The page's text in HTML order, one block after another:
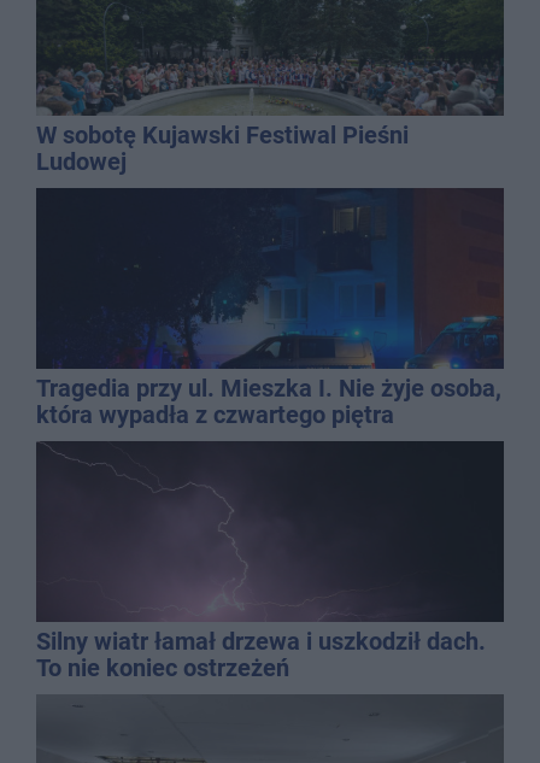
W sobotę Kujawski Festiwal Pieśni
Ludowej
Tragedia przy ul. Mieszka I. Nie żyje osoba,
która wypadła z czwartego piętra
Silny wiatr łamał drzewa i uszkodził dach.
To nie koniec ostrzeżeń